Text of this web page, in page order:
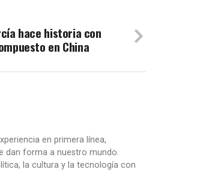
hace historia con
en China
en primera línea,
dan forma a nuestro mundo.
la cultura y la tecnología con